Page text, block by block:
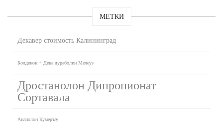
МЕТКИ
Декавер стоимость Калининград
Болденон + Дека дураболин Мелеуз
Дростанолон Дипропионат
Сортавала
Анаполон Кумертау